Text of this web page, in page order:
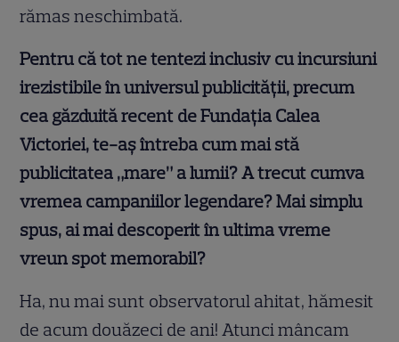
rămas neschimbată.
Pentru că tot ne tentezi inclusiv cu incursiuni
irezistibile în universul publicității, precum
cea găzduită recent de Fundația Calea
Victoriei, te-aș întreba cum mai stă
publicitatea „mare” a lumii? A trecut cumva
vremea campaniilor legendare? Mai simplu
spus, ai mai descoperit în ultima vreme
vreun spot memorabil?
Ha, nu mai sunt observatorul ahitat, hămesit
de acum douăzeci de ani! Atunci mâncam